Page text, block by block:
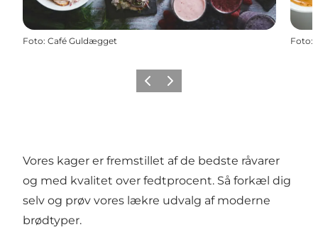
Foto: Café Guldægget Foto:
ForrigeNæste
Vores kager er fremstillet af de bedste råvarer
og med kvalitet over fedtprocent. Så forkæl dig
selv og prøv vores lækre udvalg af moderne
brødtyper.